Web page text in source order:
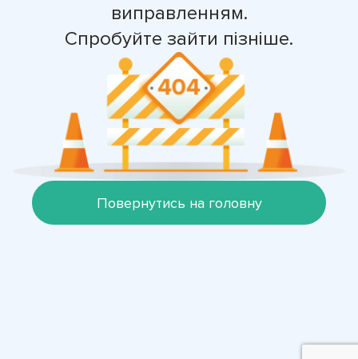
виправленням.
Спробуйте зайти пізніше.
Повернутись на головну